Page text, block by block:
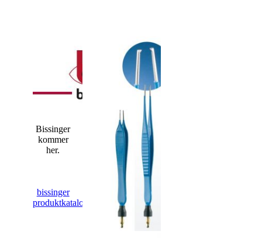
Bissinger
kommer
her.
bissinger
produktkatalog.